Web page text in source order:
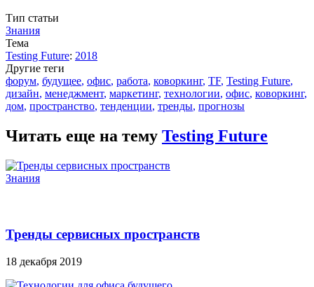
Тип статьи
Знания
Тема
Testing Future: 2018
Другие теги
форум, будущее, офис, работа, коворкинг, TF, Testing Future,
дизайн, менеджмент, маркетинг, технологии, офис, коворкинг,
дом, пространство, тенденции, тренды, прогнозы
Читать еще на тему Testing Future
Знания
Тренды сервисных пространств
18 декабря 2019